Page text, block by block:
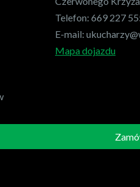
Telefon: 669 227
E-mail:
Mapa dojazdu